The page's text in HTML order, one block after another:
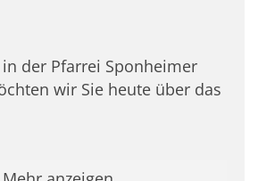
der Pfarrei Sponheimer
wir Sie heute über das